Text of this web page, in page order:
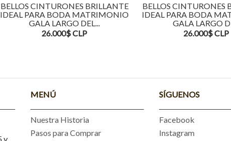
BRILLANTE
BODA MATRIMONIO
LARGO DEL...
26.000$ CLP
BELLOS CINTURONES BRILLANTE
IDEAL PARA BODA MATRIMONIO
GALA LARGO DE...
26.000$ CLP
y
MENÚ
Nuestra Historia
Pasos para Comprar
SÍGUENOS
Facebook
Instagram